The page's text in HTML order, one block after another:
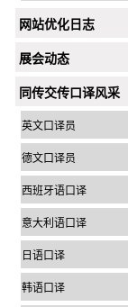
网站优化日志
展会动态
同传交传口译风采
英文口译员
德文口译员
西班牙语口译
意大利语口译
日语口译
韩语口译